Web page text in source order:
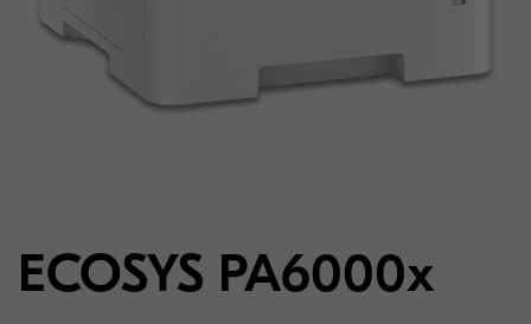
ECOSYS PA6000x